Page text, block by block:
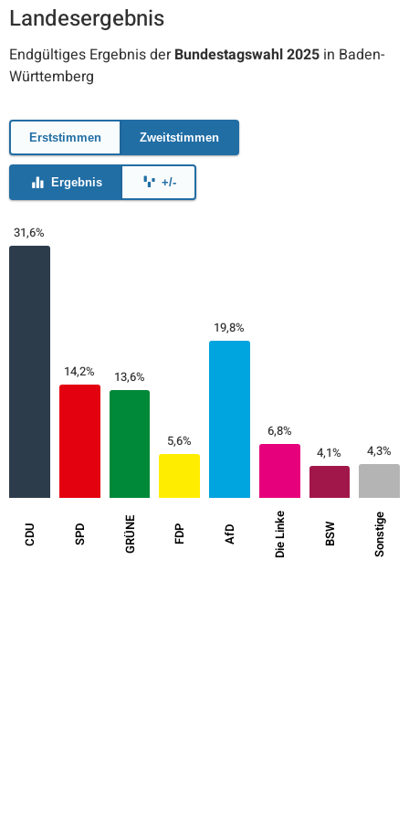
Landesergebnis
Endgültiges Ergebnis derBundestagswahl 2025 in Baden-
Württemberg
Erststimmen Zweitstimmen
Ergebnis +/-
31,6%
14,2% 13,6%
5,6%
19,8%
6,8%
4,1%
4,3%
CDU SPD GRÜNE FDP AfD Die Linke BSW Sonstige